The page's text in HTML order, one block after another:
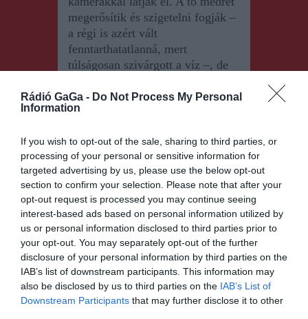
Rádió GaGa - Do Not Process My Personal
Information
If you wish to opt-out of the sale, sharing to third parties, or
processing of your personal or sensitive information for
targeted advertising by us, please use the below opt-out
section to confirm your selection. Please note that after your
opt-out request is processed you may continue seeing
interest-based ads based on personal information utilized by
us or personal information disclosed to third parties prior to
your opt-out. You may separately opt-out of the further
disclosure of your personal information by third parties on the
IAB’s list of downstream participants. This information may
also be disclosed by us to third parties on the IAB’s List of
Downstream Participants that may further disclose it to other
megerősítik és szigetelni fogják –
a régi is azért vált
fenntarthatatlanná, mert
túlságosan szivárgott a víz –, de
vízveszteség pótlására. A víztükör
valamivel kisebb lesz a
lehetőség nyílik.
Bejegyzés
navigáció
ELŐZŐ
BEJEGYZÉS
Elfogadta a
kormány az
KÖVETKEZŐ
BEJEGYZÉS
A hétvégén
ismét